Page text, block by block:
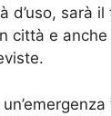
d’uso, sarà il
città e anche